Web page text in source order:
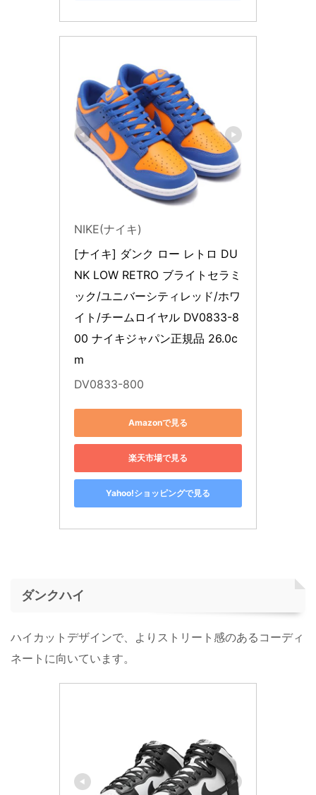
NIKE(ナイキ)
[ナイキ] ダンク ロー レトロ DU
NK LOW RETRO ブライトセラミ
ック/ユニバーシティレッド/ホワ
イト/チームロイヤル DV0833-8
00 ナイキジャパン正規品 26.0c
m
DV0833-800
Amazonで見る
楽天市場で見る
Yahoo!ショッピングで見る
ダンクハイ
ハイカットデザインで、よりストリート感のあるコーディ
ネートに向いています。